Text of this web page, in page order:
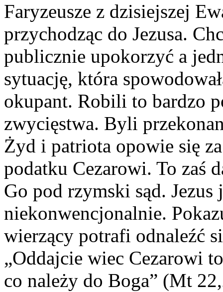
Faryzeusze z dzisiejszej
przychodząc do Jezusa.
publicznie upokorzyć a
sytuację, która
okupant. Robili to bardzo
zwycięstwa. Byli
Żyd i patriota opowie się
podatku Cezarowi. To zaś
Go pod rzymski sąd. Jezus
niekonwencjonalnie.
wierzący potrafi odnaleźć
„Oddajcie wiec Cezarowi
co należy do Boga” (Mt